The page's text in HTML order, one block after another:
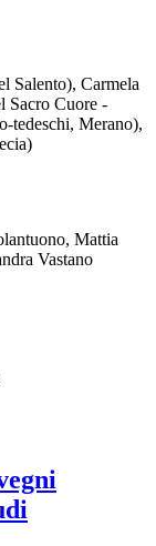
Salento), Carmela
Sacro Cuore -
tedeschi, Merano),
Mattia
Vastano